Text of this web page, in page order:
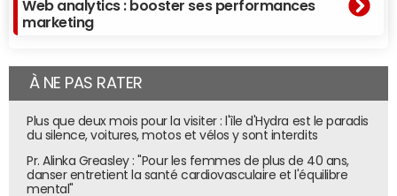
Web analytics : booster ses performances
marketing
À NE PAS RATER
Plus que deux mois pour la visiter : l'île d'Hydra est le paradis
du silence, voitures, motos et vélos y sont interdits
Pr. Alinka Greasley : "Pour les femmes de plus de 40 ans,
danser entretient la santé cardiovasculaire et l'équilibre
mental"